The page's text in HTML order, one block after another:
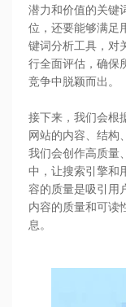
潜力和价值的关键
位，还要能够满足
键词分析工具，对
行全面评估，确保
竞争中脱颖而出。
接下来，我们会根
网站的内容、结构
我们会创作高质量
中，让搜索引擎和
容的质量是吸引用
内容的质量和可读
息。